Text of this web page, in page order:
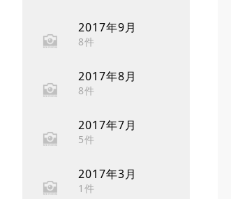
2017年9月
8件
2017年8月
8件
2017年7月
5件
2017年3月
1件